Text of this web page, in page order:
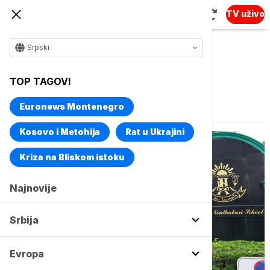
TV uživo
Srpski
TOP TAGOVI
Euronews Montenegro
Kosovo i Metohija Rat u Ukrajini
Kriza na Bliskom istoku
Najnovije
Srbija
Evropa
Vise o temi
Bangkok